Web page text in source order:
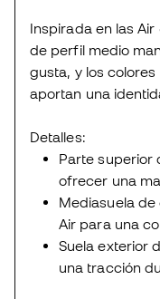
Inspirada en las
de perfil medio
gusta, y los
aportan una
Detalles:
Parte superior
ofrecer una
Mediasuela
Air para una
Suela exterior
una tracción